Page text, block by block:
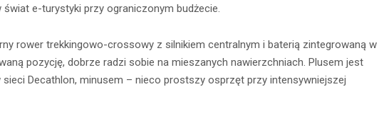
e-turystyki przy ograniczonym budżecie.
rower trekkingowo-crossowy z silnikiem centralnym i baterią zintegrowaną w
pozycję, dobrze radzi sobie na mieszanych nawierzchniach. Plusem jest
Decathlon, minusem – nieco prostszy osprzęt przy intensywniejszej